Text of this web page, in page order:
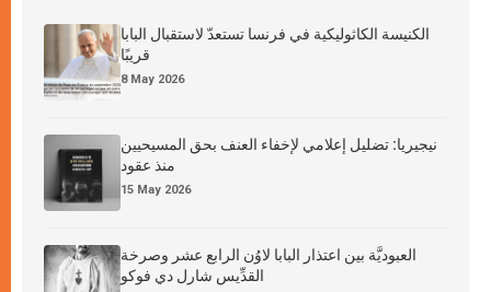
الكنيسة الكاثوليكية في فرنسا تستعدّ لاستقبال البابا
قريبًا
8 May 2026
نيجيريا: تضليل إعلامي لإخفاء العنف بحق المسيحيين
منذ عقود
15 May 2026
العبوديَّة بين اعتذار البابا لاوُن الرابع عشر وصرخة
القدِّيس شارل دي فوكو